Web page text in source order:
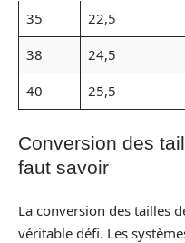
35 22,5
38
24,5
40
25,5
Conversion des
faut savoir
La conversion des tailles
véritable défi. Les